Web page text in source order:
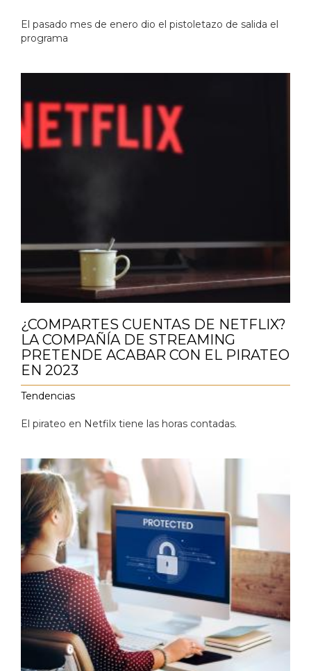
El pasado mes de enero dio el pistoletazo de salida el
programa
¿COMPARTES CUENTAS DE NETFLIX?
LA COMPAÑÍA DE STREAMING
PRETENDE ACABAR CON EL PIRATEO
EN 2023
Tendencias
El pirateo en Netfilx tiene las horas contadas.